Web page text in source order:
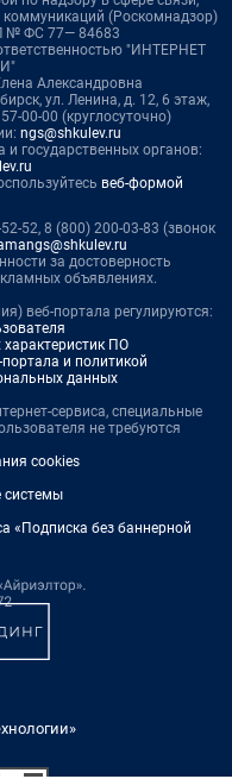
(Роскомнадзор)
№ ФС 77— 84683
"ИНТЕРНЕТ
Александровна
ул. Ленина, д. 12, 6 этаж,
00-00 (круглосуточно)
ngs@shkulev.ru
государственных органов:
веб-формой
52, 8 (800) 200-03-83 (звонок
за достоверность
объявлениях.
веб-портала регулируются:
ПО
и политикой
данных
сервиса, специальные
не требуются
cookies
системы
«Подписка без баннерной